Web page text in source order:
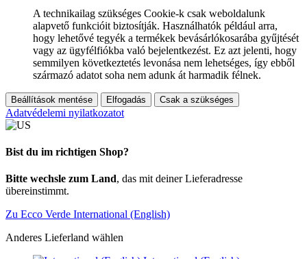
A technikailag szükséges Cookie-k csak weboldalunk
alapvető funkcióit biztosítják. Használhatók például arra,
hogy lehetővé tegyék a termékek bevásárlókosarába gyűjtését
vagy az ügyfélfiókba való bejelentkezést. Ez azt jelenti, hogy
semmilyen következtetés levonása nem lehetséges, így ebből
származó adatot soha nem adunk át harmadik félnek.
Beállítások mentése Elfogadás Csak a szükséges
Adatvédelemi nyilatkozatot
Bist du im richtigen Shop?
Bitte wechsle zum Land, das mit deiner Lieferadresse
übereinstimmt.
Zu Ecco Verde International (English)
Anderes Lieferland wählen